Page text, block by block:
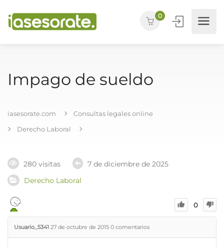
0
Impago de sueldo
iasesorate.com
Consultas legales online
Derecho Laboral
280 visitas
7 de diciembre de 2025
Derecho Laboral
0
Usuario_5341 27 de octubre de 2015 0 comentarios